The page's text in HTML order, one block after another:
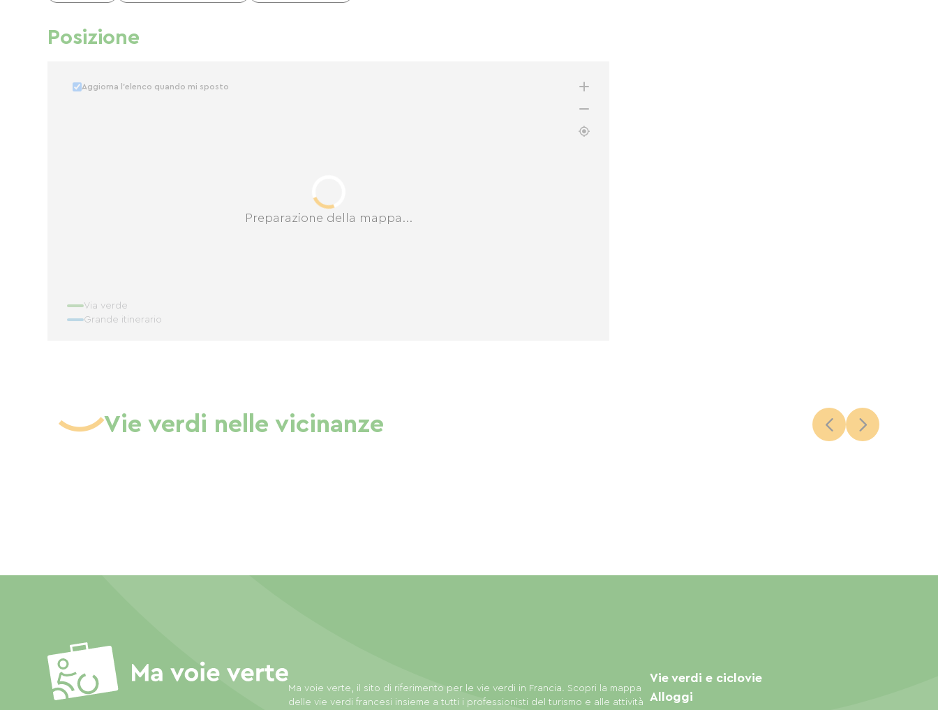
Posizione
Preparazione della mappa...
Aggiorna l'elenco quando mi sposto
Via verde
Grande itinerario
Vie verdi nelle vicinanze
Ma voie verte, il sito di riferimento per le vie verdi in Francia. Scopri la mappa
delle vie verdi francesi insieme a tutti i professionisti del turismo e alle attività
Vie verdi e ciclovie
Alloggi